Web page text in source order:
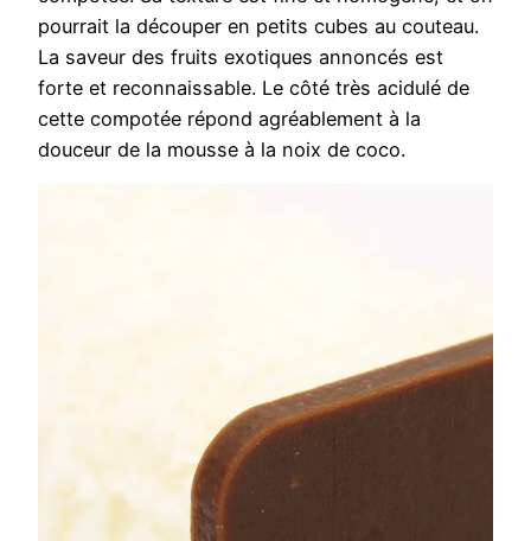
pourrait la découper en petits cubes au couteau.
La saveur des fruits exotiques annoncés est
forte et reconnaissable. Le côté très acidulé de
cette compotée répond agréablement à la
douceur de la mousse à la noix de coco.